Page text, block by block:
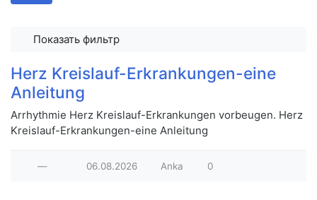
Показать фильтр
Herz Kreislauf-Erkrankungen-eine
Anleitung
Arrhythmie Herz Kreislauf-Erkrankungen vorbeugen. Herz
Kreislauf-Erkrankungen-eine Anleitung
— 06.08.2026 Anka 0